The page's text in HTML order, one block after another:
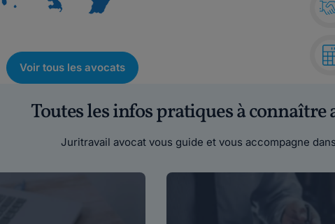
Voir tous les avocats
Toutes les infos pratiques à
Juritravail avocat vous guide et vous accompagne